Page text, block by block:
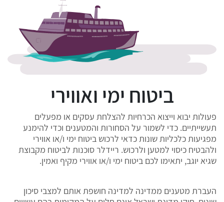
ביטוח ימי ואווירי
פעולות יבוא וייצוא הכרחיות להצלחת עסקים או מפעלים
תעשייתיים. כדי לשמור על הסחורות והמטענים וכדי להימנע
מפגיעות כלכליות שונות כדאי לרכוש ביטוח ימי ו/או אווירי
ולהבטיח כיסוי למטען ולרכוש. ריידלר סוכנות לביטוח מקבוצת
שגיא יוגב, יתאימו לכם ביטוח ימי ו/או אווירי מקיף ואמין.
העברת מטענים ממדינה למדינה חושפת אותם למצבי סיכון